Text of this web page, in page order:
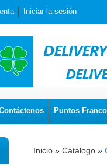
Iniciar la sesión
Puntos Franco
Inicio » Catálogo »